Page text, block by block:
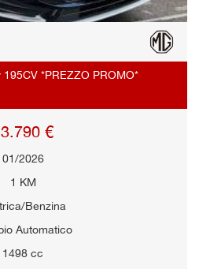
*PREZZO PROMO*
€
01/2026
1 KM
Benzina
Automatico
1498 cc